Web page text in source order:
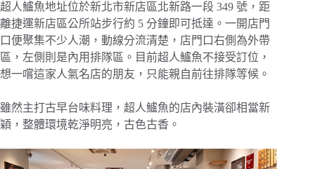
超人鱸魚地址位於新北市新店區北新路一段 349 號，距
離捷運新店區公所站步行約 5 分鐘即可抵達。一開店門
口便聚集不少人潮，動線分流清楚，店門口右側為外帶
區，左側則是內用排隊區。目前超人鱸魚不接受訂位，
想一嚐這家人氣名店的朋友，只能親自前往排隊等候。
雖然主打古早台味料理，超人鱸魚的店內裝潢卻相當新
穎，整體環境乾淨明亮，古色古香。